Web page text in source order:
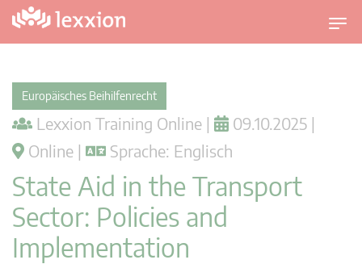
U
m
Europäisches Beihilfenrecht
Lexxion Training Online |
09.10.2025 |
Online |
Sprache: Englisch
State Aid in the Transport
Sector: Policies and
Implementation